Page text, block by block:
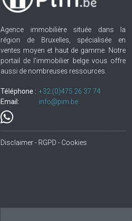
Agence immobilière située dans la
région de Bruxelles, spécialisée en
ventes moyen et haut de gamme. Notre
portail de l'immobilier belge vous offre
aussi de nombreuses ressources.
Téléphone : +32.(0)475 26 37 74
Email:
info@pim.be
Disclaimer - RGPD - Cookies